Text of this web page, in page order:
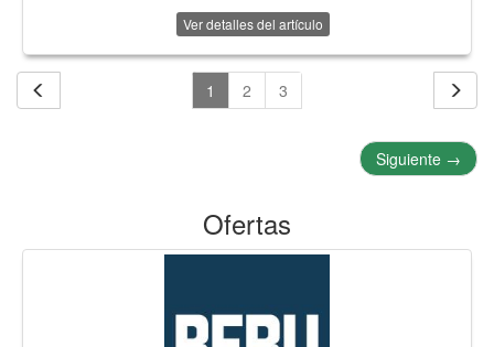
Ver detalles del artículo
1 2 3
Siguiente →
Ofertas